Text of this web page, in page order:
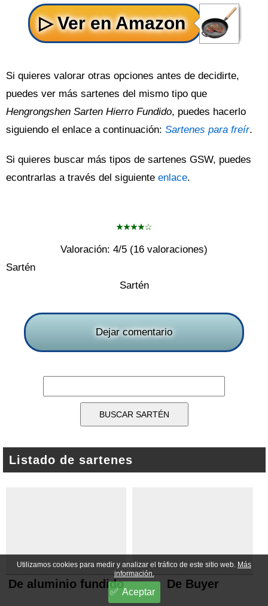
Si quieres valorar otras opciones antes de decidirte,
puedes ver más sartenes del mismo tipo que
Hengrongshen Sarten Hierro Fundido, puedes hacerlo
siguiendo el enlace a continuación: Sartenes para freír.
Si quieres buscar más tipos de sartenes GSW, puedes
econtrarlas a través del siguiente enlace.
Valoración: 4/5 (16 valoraciones)
Sartén
Sartén
Dejar comentario
Listado de sartenes
De aluminio fundido De Buyer
Utilizamos cookies para medir y analizar el tráfico de este sitio web. Más
información.
Aceptar